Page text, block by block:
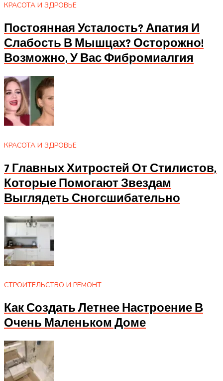
КРАСОТА И ЗДРОВЬЕ
Постоянная Усталость? Апатия И
Слабость В Мышцах? Осторожно!
Возможно, У Вас Фибромиалгия
КРАСОТА И ЗДРОВЬЕ
7 Главных Хитростей От Стилистов,
Которые Помогают Звездам
Выглядеть Сногсшибательно
СТРОИТЕЛЬСТВО И РЕМОНТ
Как Создать Летнее Настроение В
Очень Маленьком Доме